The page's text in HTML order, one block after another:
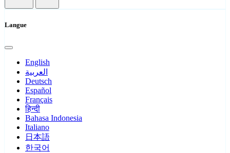
Langue
English
العربية
Deutsch
Español
Français
हिन्दी
Bahasa Indonesia
Italiano
日本語
한국어